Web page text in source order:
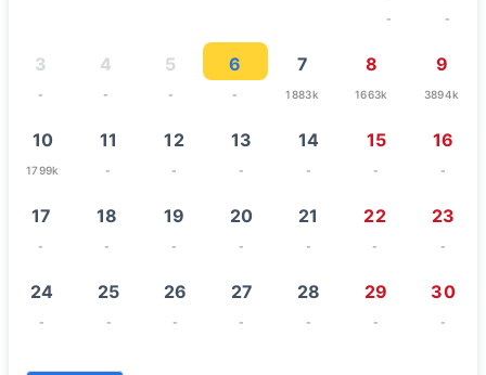
- -
3
-
4
-
5
-
6
-
7
1883k
8
1663k
9
3894k
10
1799k
11
-
12
-
13
-
14
-
15
-
16
-
17
-
18
-
19
-
20
-
21
-
22
-
23
-
24
-
25
-
26
-
27
-
28
-
29
-
30
-
31